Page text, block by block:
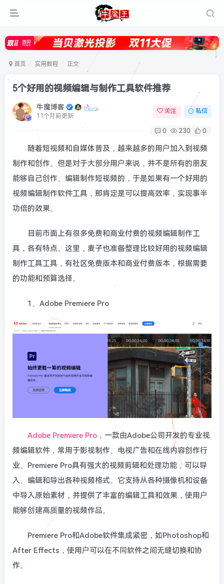
首页 实用教程 正文
5个好用的视频编辑与制作工具软件推荐
牛魔博客
11个月前更新
关注 私信
0 230 0
随着短视频和自媒体普及，越来越多的用户加入到视频
制作和创作。但是对于大部分用户来说，并不是所有的朋友
能够自己创作、编辑制作短视频的，于是如果有一个好用的
视频编辑制作软件工具，那肯定是可以提高效率，实现事半
功倍的效果。
目前市面上有很多免费和商业付费的视频编辑制作工
具，各有特点。这里，麦子也准备整理比较好用的视频编辑
制作工具工具，有社区免费版本和商业付费版本，根据需要
的功能和预算选择。
1、Adobe Premiere Pro
Adobe Premiere Pro ，一款由Adobe公司开发的专业视
频编辑软件，常用于影视制作、电视广告和在线内容创作行
业。Premiere Pro具有强大的视频剪辑和处理功能，可以导
入、编辑和导出各种视频格式。它支持从各种摄像机和设备
中导入原始素材，并提供了丰富的编辑工具和效果，使用户
能够创建高质量的视频作品。
Premiere Pro和Adobe软件集成紧密，如Photoshop和
After Effects，使用户可以在不同软件之间无缝切换和协
作。